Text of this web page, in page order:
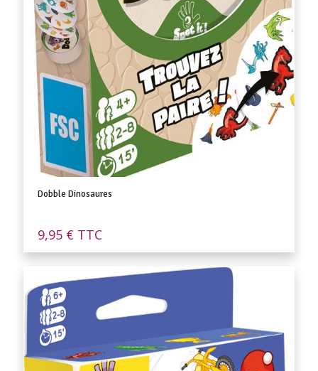
Dobble Dinosaures
9,95 € TTC